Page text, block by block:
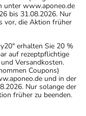
unter www.aponeo.de
bis 31.08.2026. Nur
vor, die Aktion früher
erhalten Sie 20 %
auf rezeptpflichtige
Versandkosten.
Coupons)
und in der
Nur solange der
früher zu beenden.